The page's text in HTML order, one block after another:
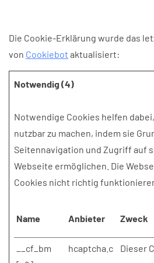
Die Cookie-Erklärung wurde das
von Cookiebot aktualisiert:
Notwendig (4)
Notwendige Cookies helfen
nutzbar zu machen, indem sie
Seitennavigation und Zugriff auf
Webseite ermöglichen. Die
Cookies nicht richtig
Name Anbieter Zweck
__cf_bm
hcaptcha.c
Dieser